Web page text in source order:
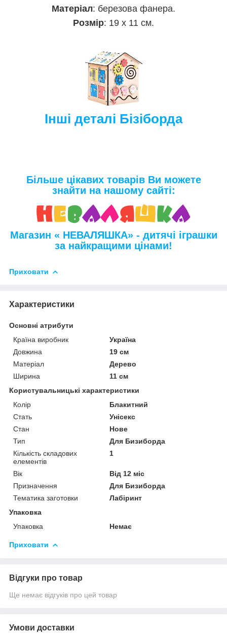
Матеріал: березова фанера.
Розмір: 19 х 11 см.
Інші деталі Бізіборда
Більше цікавих товарів Ви можете
знайти на нашому сайті:
Магазин « НЕВАЛЯШКА» - дитячі іграшки
за найкращими цінами!
Приховати
Характеристики
Основні атрибути
Країна виробник
Україна
Довжина
19 см
Матеріал
Дерево
Ширина
11 см
Користувальницькі характеристики
Колір
Блакитний
Стать
Унісекс
Стан
Нове
Тип
Для Бизиборда
Кількість складових
елементів
1
Вік
Від 12 міс
Призначення
Для Бизиборда
Тематика заготовки
Лабіринт
Упаковка
Упаковка
Немає
Приховати
Відгуки про товар
Ще немає відгуків про цей товар
Умови доставки